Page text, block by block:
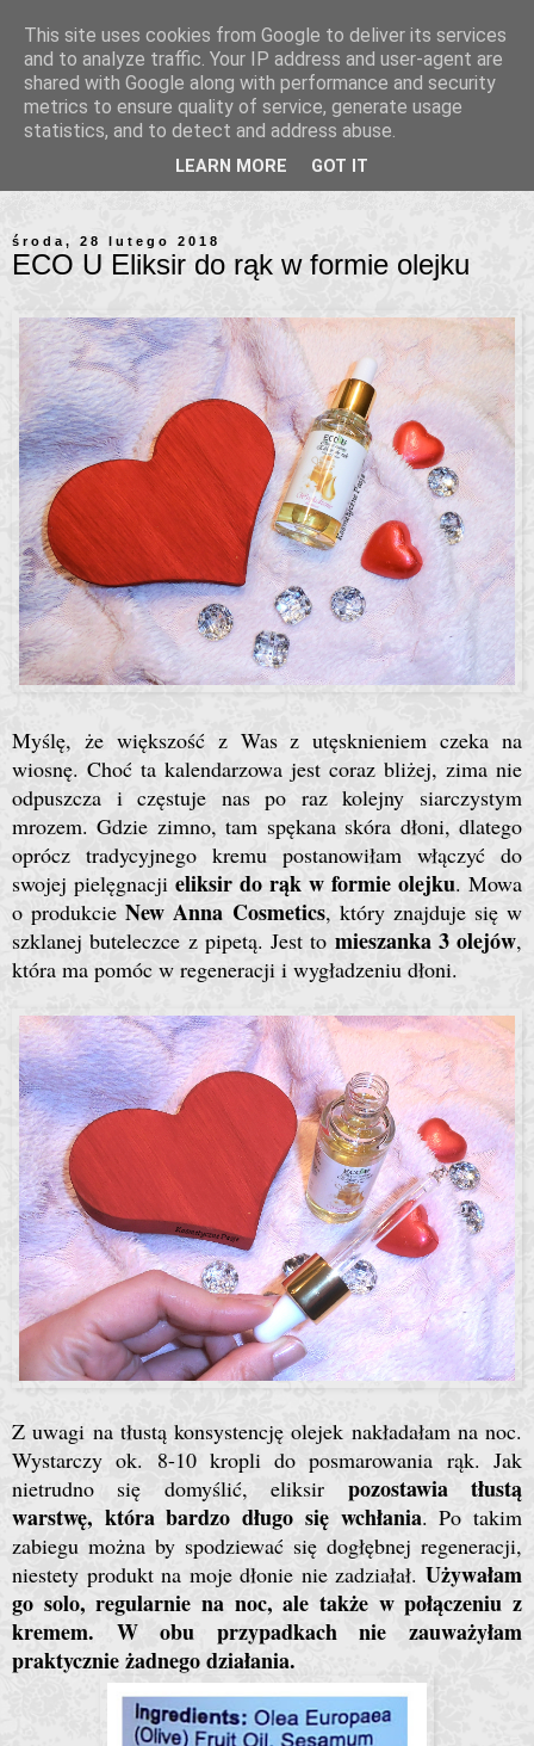
środa, 28 lutego 2018
ECO U Eliksir do rąk w formie olejku
Myślę, że większość z Was z utęsknieniem czeka na
wiosnę. Choć ta kalendarzowa jest coraz bliżej, zima nie
odpuszcza i częstuje nas po raz kolejny siarczystym
mrozem. Gdzie zimno, tam spękana skóra dłoni, dlatego
oprócz tradycyjnego kremu postanowiłam włączyć do
swojej pielęgnacji eliksir do rąk w formie olejku. Mowa
o produkcieNew Anna Cosmetics, który znajduje się w
szklanej buteleczce z pipetą. Jest to mieszanka 3 olejów,
która ma pomóc w regeneracji i wygładzeniu dłoni.
Z uwagi na tłustą konsystencję olejek nakładałam na noc.
Wystarczy ok. 8-10 kropli do posmarowania rąk. Jak
nietrudno się domyślić, eliksir pozostawia tłustą
warstwę, która bardzo długo się wchłania. Po takim
zabiegu można by spodziewać się dogłębnej regeneracji,
niestety produkt na moje dłonie nie zadziałał. Używałam
go solo, regularnie na noc, ale także w połączeniu z
kremem. W obu przypadkach nie zauważyłam
praktycznie żadnego działania.
This site uses cookies from Google to deliver its services
and to analyze traffic. Your IP address and user-agent are
shared with Google along with performance and security
metrics to ensure quality of service, generate usage
statistics, and to detect and address abuse.
LEARN MORE GOT IT